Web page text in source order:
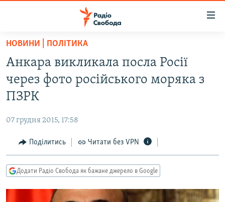
Перейти
основного
матеріалу
Перейти
до
основної
навігації
Перейти
до
пошуку
ВСЕ ЗА ДОБУ
СТАТТІ
ЕКОНОМІКА
СУСПІЛЬСТВО
РОСІЙСЬКА «ФІЛЬТРАЦІЯ»
ДОНБАС.РЕАЛІЇ
ТИ ЯК?
НОВИНИ | ПОЛІТИКА
Анкара викликала посла Росії
через фото російського моряка з
ПЗРК
07 грудня 2015, 17:58
Поділитись Читати без VPN
Додати Радіо Свобода як бажане джерело в Google